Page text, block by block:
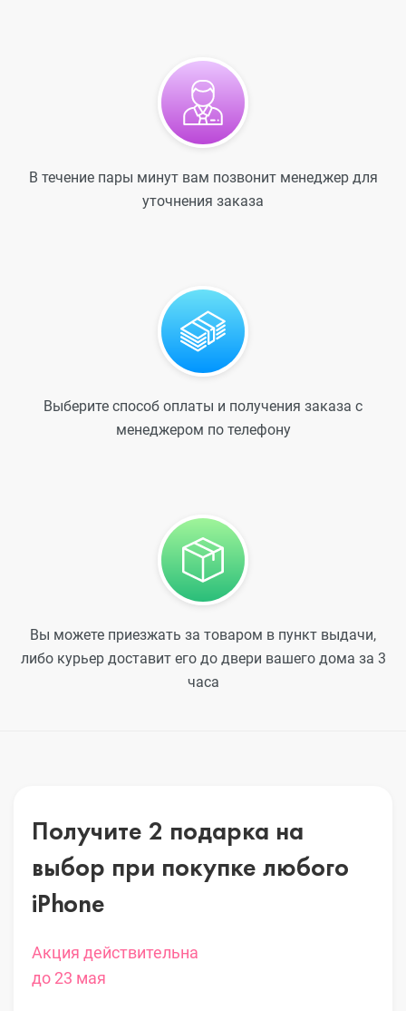
В течение пары минут вам позвонит менеджер для
уточнения заказа
Выберите способ оплаты и получения заказа с
менеджером по телефону
Вы можете приезжать за товаром в пункт выдачи,
либо курьер доставит его до двери вашего дома за 3
часа
Получите 2 подарка на
выбор при покупке любого
iPhone
Акция действительна
до 23 мая